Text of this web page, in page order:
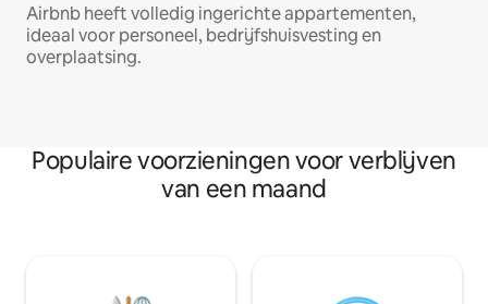
Airbnb heeft volledig ingerichte appartementen,
ideaal voor personeel, bedrijfshuisvesting en
overplaatsing.
Populaire voorzieningen voor verblijven
van een maand